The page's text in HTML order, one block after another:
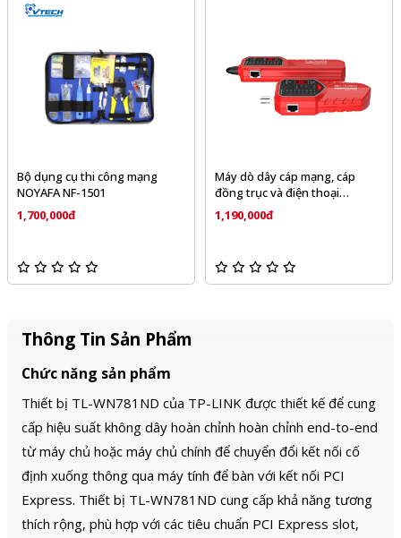
cụ thi công mạng
NF-1501
Máy dò dây cáp mạng, cáp
đồng trục và điện thoại
NOYAFA NF-168S
1,190,000đ
Thông Tin Sản Phẩm
Chức năng sản phẩm
Thiết bị TL-WN781ND của TP-LINK được thiết kế để cung
cấp hiệu suất không dây hoàn chỉnh hoàn chỉnh end-to-end
từ máy chủ hoặc máy chủ chính để chuyển đổi kết nối cố
định xuống thông qua máy tính để bàn với kết nối PCI
Express. Thiết bị TL-WN781ND cung cấp khả năng tương
thích rộng, phù hợp với các tiêu chuẩn PCI Express slot,